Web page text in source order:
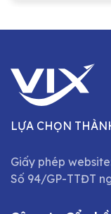
LỰA CHỌN
Giấy phép
Số 94/GP-TTĐT